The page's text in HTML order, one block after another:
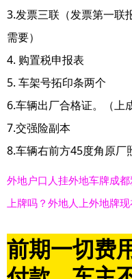
3.发票三联（发票第一联
需要）
4. 购置税申报表
5. 车架号拓印条两个
6.车辆出厂合格证。（上
7.交强险副本
8.车辆右前方45度角原厂
外地户口人挂外地车牌成
上牌吗？外地人上外地牌
前期一切费